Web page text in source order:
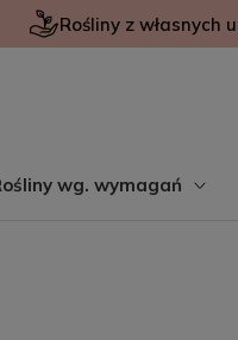
Rośliny z własnych
wg. wymagań